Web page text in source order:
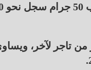
تاجر لآخر،